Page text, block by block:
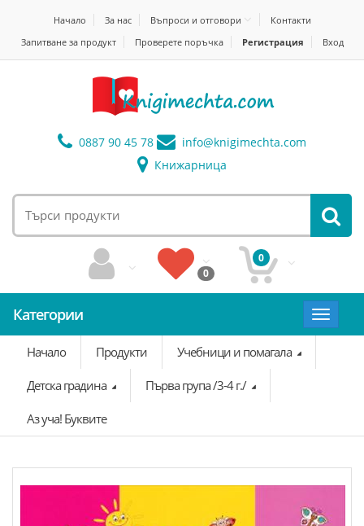
Начало За нас Въпроси и отговори
Контакти
Запитване за продукт
Проверете поръчка Регистрация Вход
0887 90 45 78 info@knigimechta.com
Книжарница
0
0
Категории
Toggle
Начало
Продукти Учебници и помагала
Детска градина Първа група /3-4 г./
Аз уча! Буквите